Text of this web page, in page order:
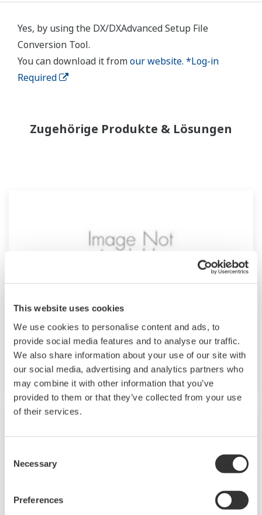
This website uses cookies
We use cookies to personalise content and ads, to
provide social media features and to analyse our traffic.
We also share information about your use of our site with
our social media, advertising and analytics partners who
may combine it with other information that you’ve
provided to them or that they’ve collected from your use
of their services.
Selection
Necessary
Preferences
Yes, by using the DX/DXAdvanced Setup File
Conversion Tool.
You can download it fromour website. *Log-in
Required
Zugehörige Produkte & Lösungen
DX100/DX200 Paperless Recorder
Model Names: DX100 and DX200